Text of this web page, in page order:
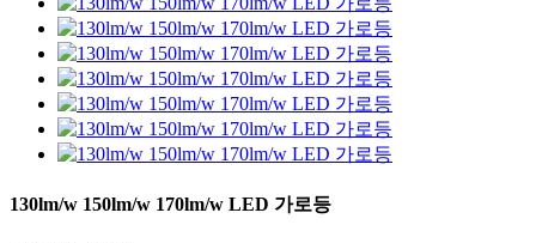
130lm/w 150lm/w 170lm/w LED 가로등